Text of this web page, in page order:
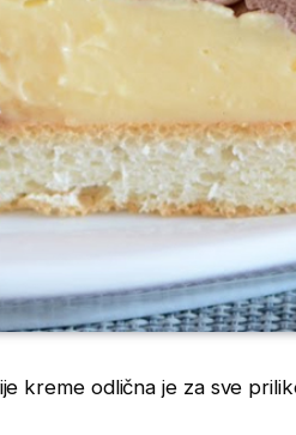
kreme odlična je za sve